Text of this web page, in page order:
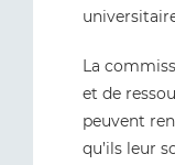
La
et de
peuvent
qu’ils leur